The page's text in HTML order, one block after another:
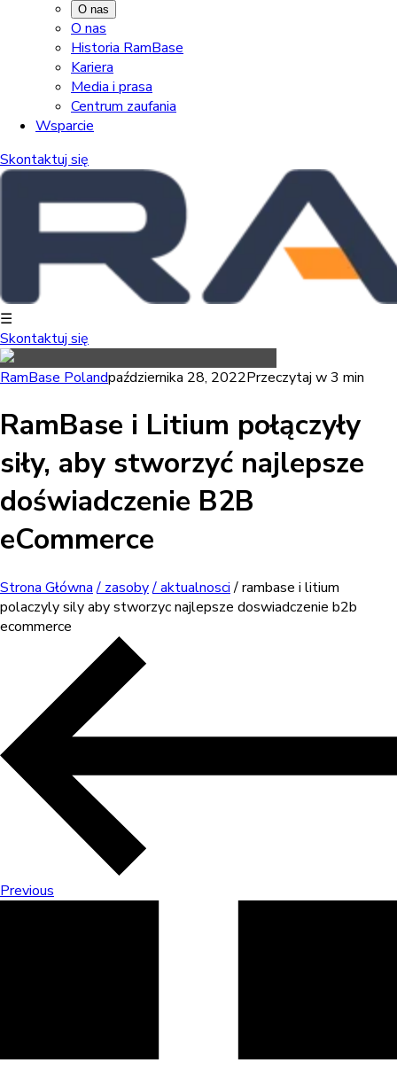
O nas
O nas
Historia RamBase
Kariera
Media i prasa
Centrum zaufania
Wsparcie
Skontaktuj się
☰
Skontaktuj się
RamBase Polandpaździernika 28, 2022Przeczytaj w 3 min
RamBase i Litium połączyły
siły, aby stworzyć najlepsze
doświadczenie B2B
eCommerce
Strona Główna / zasoby/ aktualnosci/ rambase i litium
polaczyly sily aby stworzyc najlepsze doswiadczenie b2b
ecommerce
Previous